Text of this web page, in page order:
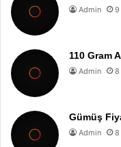
Admin 9
110 Gram
Admin 8
Gümüş
Admin 8